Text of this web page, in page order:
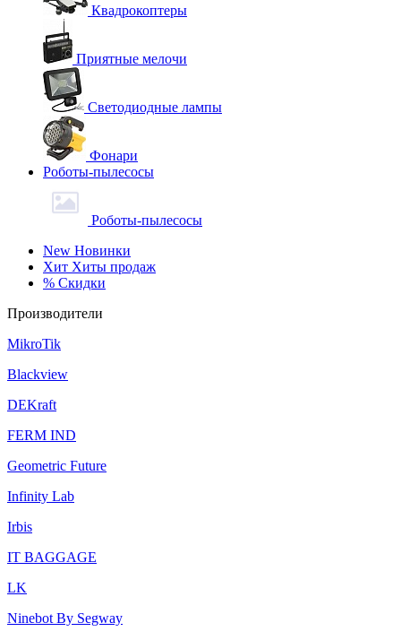
Квадрокоптеры
Приятные мелочи
Светодиодные лампы
Фонари
Роботы-пылесосы
Роботы-пылесосы
New Новинки
Хит Хиты продаж
% Скидки
Производители
MikroTik
Blackview
DEKraft
FERM IND
Geometric Future
Infinity Lab
Irbis
IT BAGGAGE
LK
Ninebot By Segway